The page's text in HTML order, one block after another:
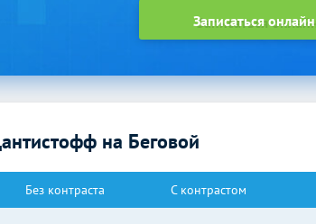
Записаться онлайн
на Беговой
Без контраста С контрастом